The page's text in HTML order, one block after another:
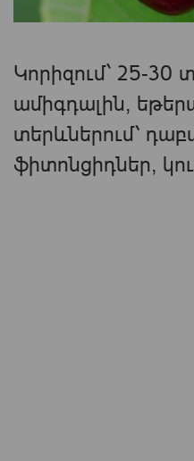
Կորիզում` 25-30
ամիգդալին,
տերևներում՝
ֆիտոնցիդներ,